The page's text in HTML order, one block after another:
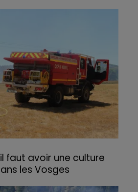
"il faut avoir une culture
les Vosges